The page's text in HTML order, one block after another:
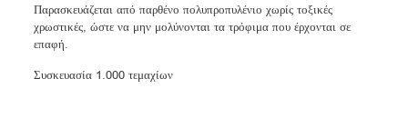
Παρασκευάζεται από παρθένο πολυπροπυλένιο χωρίς τοξικές
χρωστικές, ώστε να μην μολύνονται τα τρόφιμα που έρχονται σε
επαφή.
Συσκευασία 1.000 τεμαχίων